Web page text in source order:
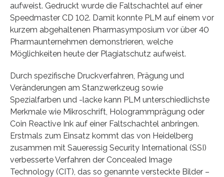
aufweist. Gedruckt wurde die Faltschachtel auf einer
Speedmaster CD 102. Damit konnte PLM auf einem vor
kurzem abgehaltenen Pharmasymposium vor über 40
Pharmaunternehmen demonstrieren, welche
Möglichkeiten heute der Plagiatschutz aufweist.
Durch spezifische Druckverfahren, Prägung und
Veränderungen am Stanzwerkzeug sowie
Spezialfarben und -lacke kann PLM unterschiedlichste
Merkmale wie Mikroschrift, Hologrammprägung oder
Coin Reactive Ink auf einer Faltschachtel anbringen.
Erstmals zum Einsatz kommt das von Heidelberg
zusammen mit Saueressig Security International (SSI)
verbesserte Verfahren der Concealed Image
Technology (CIT), das so genannte versteckte Bilder –